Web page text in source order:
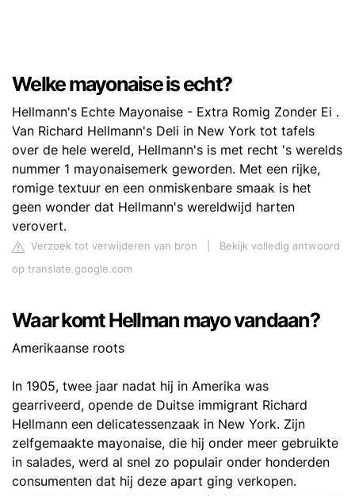
Welke mayonaise is echt?
Hellmann's Echte Mayonaise - Extra Romig Zonder Ei .
Van Richard Hellmann's Deli in New York tot tafels
over de hele wereld, Hellmann's is met recht 's werelds
nummer 1 mayonaisemerk geworden. Met een rijke,
romige textuur en een onmiskenbare smaak is het
geen wonder dat Hellmann's wereldwijd harten
verovert.
Verzoek tot verwijderen van bron
Bekijk volledig antwoord
op translate.google.com
Waar komt Hellman mayo vandaan?
Amerikaanse roots
In 1905, twee jaar nadat hij in Amerika was
gearriveerd, opende de Duitse immigrant Richard
Hellmann een delicatessenzaak in New York. Zijn
zelfgemaakte mayonaise, die hij onder meer gebruikte
in salades, werd al snel zo populair onder honderden
consumenten dat hij deze apart ging verkopen.